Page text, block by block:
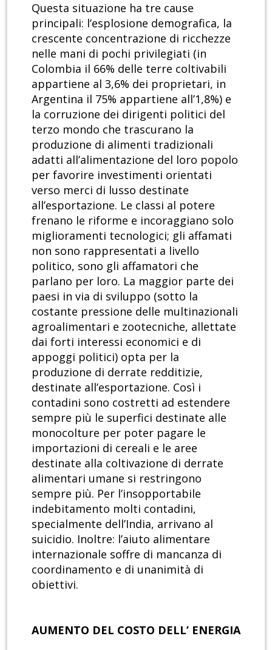
Questa situazione ha tre cause
principali: l’esplosione demografica, la
crescente concentrazione di ricchezze
nelle mani di pochi privilegiati (in
Colombia il 66% delle terre coltivabili
appartiene al 3,6% dei proprietari, in
Argentina il 75% appartiene all’1,8%) e
la corruzione dei dirigenti politici del
terzo mondo che trascurano la
produzione di alimenti tradizionali
adatti all’alimentazione del loro popolo
per favorire investimenti orientati
verso merci di lusso destinate
all’esportazione. Le classi al potere
frenano le riforme e incoraggiano solo
miglioramenti tecnologici; gli affamati
non sono rappresentati a livello
politico, sono gli affamatori che
parlano per loro. La maggior parte dei
paesi in via di sviluppo (sotto la
costante pressione delle multinazionali
agroalimentari e zootecniche, allettate
dai forti interessi economici e di
appoggi politici) opta per la
produzione di derrate redditizie,
destinate all’esportazione. Così i
contadini sono costretti ad estendere
sempre più le superfici destinate alle
monocolture per poter pagare le
importazioni di cereali e le aree
destinate alla coltivazione di derrate
alimentari umane si restringono
sempre più. Per l’insopportabile
indebitamento molti contadini,
specialmente dell’India, arrivano al
suicidio. Inoltre: l’aiuto alimentare
internazionale soffre di mancanza di
coordinamento e di unanimità di
obiettivi.
AUMENTO DEL COSTO DELL’ ENERGIA